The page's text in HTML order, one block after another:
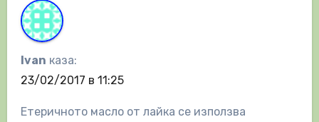
Ivan каза:
23/02/2017 в 11:25
Етеричното масло от лайка се използва